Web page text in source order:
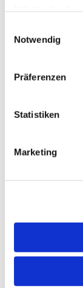
Notwendig
Präferenzen
Statistiken
Marketing